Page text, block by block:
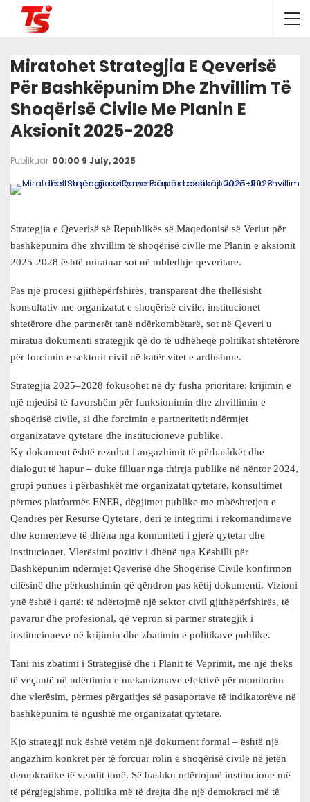
Miratohet Strategjia E Qeverisë
Për Bashkëpunim Dhe Zhvillim Të
Shoqërisë Civile Me Planin E
Aksionit 2025-2028
Publikuar 00:00 9 July, 2025
Strategjia e Qeverisë së Republikës së Maqedonisë së Veriut për
bashkëpunim dhe zhvillim të shoqërisë civlle me Planin e aksionit
2025-2028 është miratuar sot në mbledhje qeveritare.
Pas një procesi gjithëpërfshirës, transparent dhe thellësisht
konsultativ me organizatat e shoqërisë civile, institucionet
shtetërore dhe partnerët tanë ndërkombëtarë, sot në Qeveri u
miratua dokumenti strategjik që do të udhëheqë politikat shtetërore
për forcimin e sektorit civil në katër vitet e ardhshme.
Strategjia 2025–2028 fokusohet në dy fusha prioritare: krijimin e
një mjedisi të favorshëm për funksionimin dhe zhvillimin e
shoqërisë civile, si dhe forcimin e partneritetit ndërmjet
organizatave qytetare dhe institucioneve publike.
Ky dokument është rezultat i angazhimit të përbashkët dhe
dialogut të hapur – duke filluar nga thirrja publike në nëntor 2024,
grupi punues i përbashkët me organizatat qytetare, konsultimet
përmes platformës ENER, dëgjimet publike me mbështetjen e
Qendrës për Resurse Qytetare, deri te integrimi i rekomandimeve
dhe komenteve të dhëna nga komuniteti i gjerë qytetar dhe
institucionet. Vlerësimi pozitiv i dhënë nga Këshilli për
Bashkëpunim ndërmjet Qeverisë dhe Shoqërisë Civile konfirmon
cilësinë dhe përkushtimin që qëndron pas këtij dokumenti. Vizioni
ynë është i qartë: të ndërtojmë një sektor civil gjithëpërfshirës, të
pavarur dhe profesional, që vepron si partner strategjik i
institucioneve në krijimin dhe zbatimin e politikave publike.
Tani nis zbatimi i Strategjisë dhe i Planit të Veprimit, me një theks
të veçantë në ndërtimin e mekanizmave efektivë për monitorim
dhe vlerësim, përmes përgatitjes së pasaportave të indikatorëve në
bashkëpunim të ngushtë me organizatat qytetare.
Kjo strategji nuk është vetëm një dokument formal – është një
angazhim konkret për të forcuar rolin e shoqërisë civile në jetën
demokratike të vendit tonë. Së bashku ndërtojmë institucione më
të përgjegjshme, politika më të drejta dhe një demokraci më të